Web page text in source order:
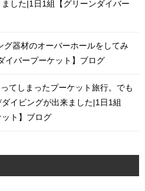
した|1日1組【グリーンダイバー
グ器材のオーバーホールをしてみ
イバープーケット】ブログ
てしまったプーケット旅行。でも
イビングが出来ました|1日1組
ット】ブログ